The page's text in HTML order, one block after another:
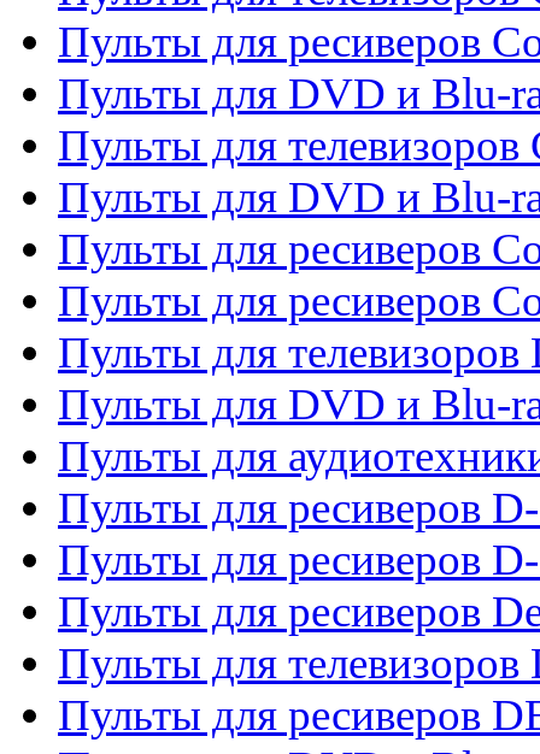
Пульты для ресиверов
Пульты для DVD и Blu-
Пульты для телевизоров
Пульты для DVD и Blu-
Пульты для ресиверов
Пульты для ресиверов
Пульты для телевизоров
Пульты для DVD и Blu-
Пульты для
Пульты для ресиверов
Пульты для ресиверов
Пульты для ресиверов
Пульты для телевизоров
Пульты для ресиверов